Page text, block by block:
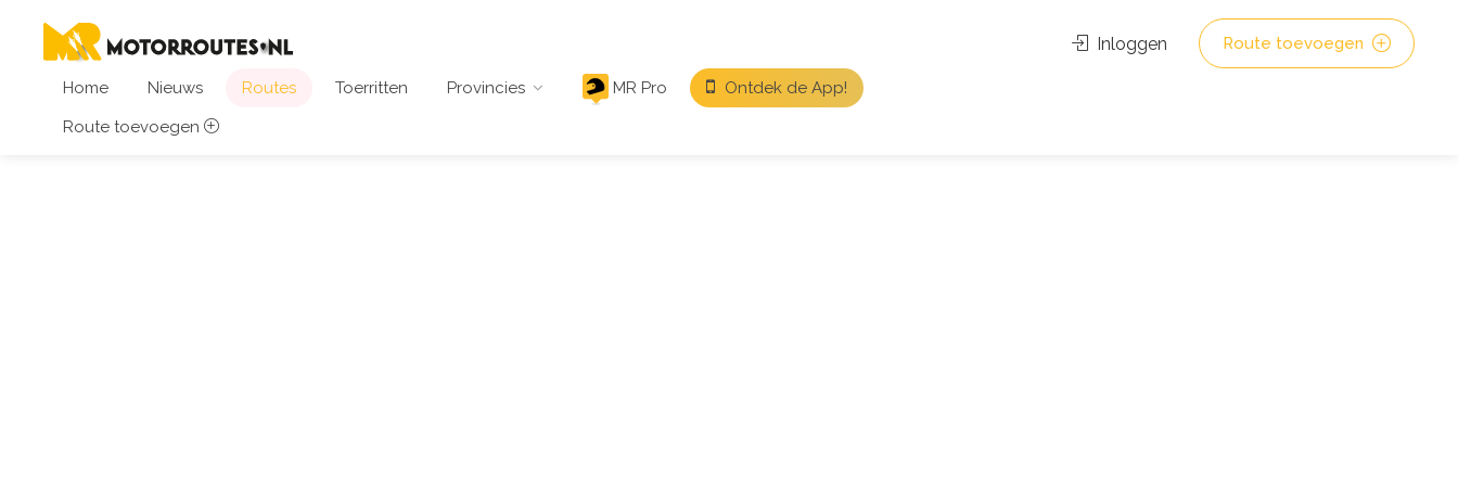
Home Nieuws Routes Toerritten Provincies MR Pro
Ontdek de App!
Route toevoegen
Inloggen Route toevoegen